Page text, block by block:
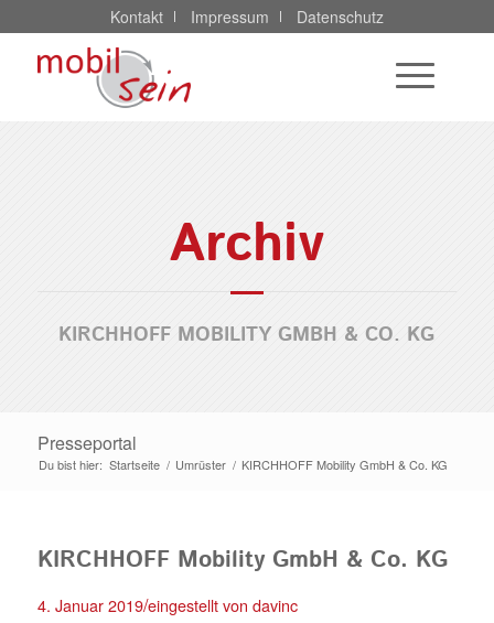
Kontakt Impressum Datenschutz
Archiv
KIRCHHOFF MOBILITY GMBH & CO. KG
Presseportal
Du bist hier: Startseite / Umrüster / KIRCHHOFF Mobility GmbH & Co. KG
KIRCHHOFF Mobility GmbH & Co. KG
4. Januar 2019/eingestellt von davinc